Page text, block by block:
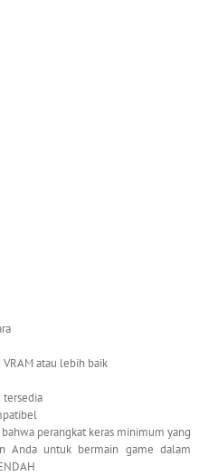
VRAM atau lebih baik
tersedia
perangkat keras minimum yang
Anda untuk bermain game dalam